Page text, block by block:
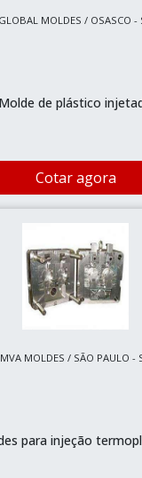
GLOBAL MOLDES / OSASCO -
Molde de plástico
Cotar agora
MVA MOLDES / SÃO PAULO -
para injeção